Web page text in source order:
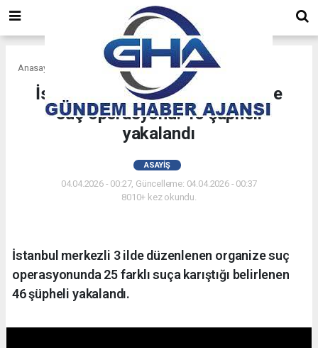
Anasayfa
İstanbul Merkezli 3 ilde organize
suç operasyonu: 46 şüpheli
yakalandı
ASAYIŞ
04.04.2026 - 00:27, Güncelleme: 04.04.2026 - 00:37
8010+ kez okundu.
İstanbul merkezli 3 ilde düzenlenen organize suç
operasyonunda 25 farklı suça karıştığı belirlenen
46 şüpheli yakalandı.